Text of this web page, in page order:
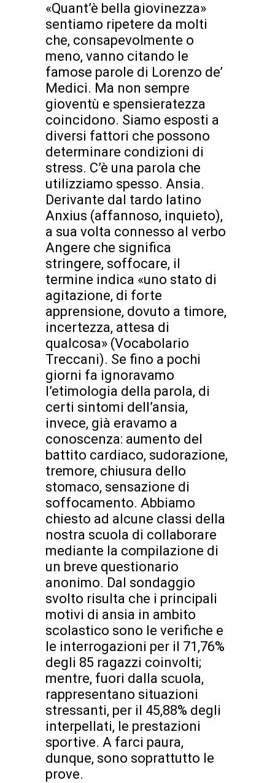
«Quant’è bella giovinezza»
sentiamo ripetere da molti
che, consapevolmente o
meno, vanno citando le
famose parole di Lorenzo de’
Medici. Ma non sempre
gioventù e spensieratezza
coincidono. Siamo esposti a
diversi fattori che possono
determinare condizioni di
stress. C’è una parola che
utilizziamo spesso. Ansia.
Derivante dal tardo latino
Anxius (affannoso, inquieto),
a sua volta connesso al verbo
Angere che significa
stringere, soffocare, il
termine indica «uno stato di
agitazione, di forte
apprensione, dovuto a timore,
incertezza, attesa di
qualcosa» (Vocabolario
Treccani). Se fino a pochi
giorni fa ignoravamo
l’etimologia della parola, di
certi sintomi dell’ansia,
invece, già eravamo a
conoscenza: aumento del
battito cardiaco, sudorazione,
tremore, chiusura dello
stomaco, sensazione di
soffocamento. Abbiamo
chiesto ad alcune classi della
nostra scuola di collaborare
mediante la compilazione di
un breve questionario
anonimo. Dal sondaggio
svolto risulta che i principali
motivi di ansia in ambito
scolastico sono le verifiche e
le interrogazioni per il 71,76%
degli 85 ragazzi coinvolti;
mentre, fuori dalla scuola,
rappresentano situazioni
stressanti, per il 45,88% degli
interpellati, le prestazioni
sportive. A farci paura,
dunque, sono soprattutto le
prove.